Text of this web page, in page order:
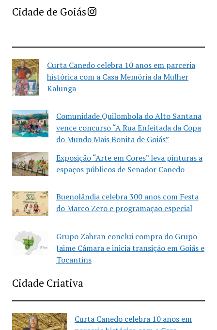
Cidade de GoiásImprensa Criativa da Cidade de Goiás
Curta Canedo celebra 10 anos em parceria
histórica com a Casa Memória da Mulher
Kalunga
Comunidade Quilombola do Alto Santana
vence concurso “A Rua Enfeitada da Copa
do Mundo Mais Bonita de Goiás”
Exposição “Arte em Cores” leva pinturas a
espaços públicos de Senador Canedo
Buenolândia celebra 300 anos com Festa
do Marco Zero e programação especial
Grupo Zahran conclui compra do Grupo
Jaime Câmara e inicia transição em Goiás e
Tocantins
Cidade Criativa
Curta Canedo celebra 10 anos em